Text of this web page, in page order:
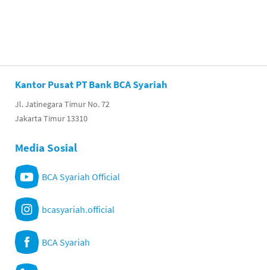
Kantor Pusat PT Bank BCA Syariah
Jl. Jatinegara Timur No. 72
Jakarta Timur 13310
Media Sosial
BCA Syariah Official
bcasyariah.official
BCA Syariah